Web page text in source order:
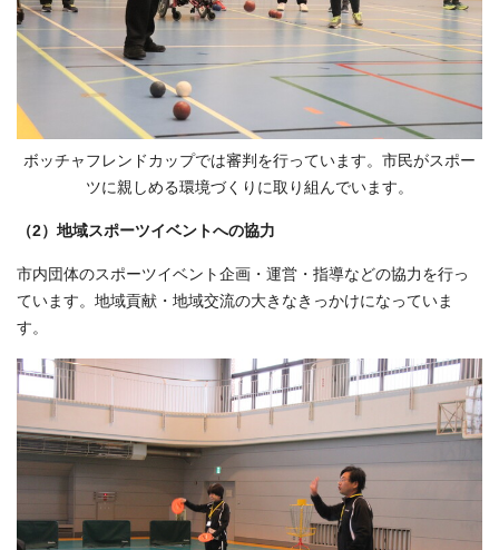
ボッチャフレンドカップでは審判を行っています。市民がスポー
ツに親しめる環境づくりに取り組んでいます。
（2）地域スポーツイベントへの協力
市内団体のスポーツイベント企画・運営・指導などの協力を行っ
ています。地域貢献・地域交流の大きなきっかけになっていま
す。